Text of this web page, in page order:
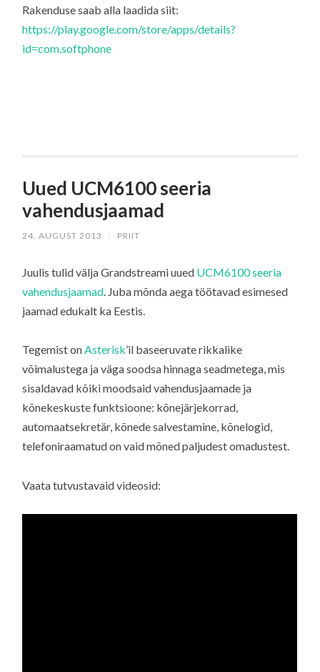
Rakenduse saab alla laadida siit:
https://play.google.com/store/apps/details?
id=com.softphone
Uued UCM6100 seeria
vahendusjaamad
24. AUGUST 2013 / PRIIT
Juulis tulid välja Grandstreami uued UCM6100 seeria
vahendusjaamad. Juba mõnda aega töötavad esimesed
jaamad edukalt ka Eestis.
Tegemist onAsterisk’il baseeruvate rikkalike
võimalustega ja väga soodsa hinnaga seadmetega, mis
sisaldavad kõiki moodsaid vahendusjaamade ja
kõnekeskuste funktsioone: kõnejärjekorrad,
automaatsekretär, kõnede salvestamine, kõnelogid,
telefoniraamatud on vaid mõned paljudest omadustest.
Vaata tutvustavaid videosid: